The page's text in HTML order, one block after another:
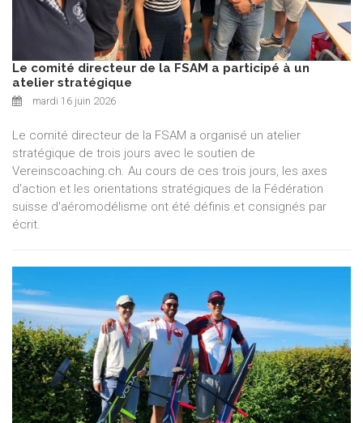
Le comité directeur de la FSAM a participé à un
atelier stratégique
mardi 16 juin 2026
Le comité directeur de la FSAM a organisé un atelier
stratégique de trois jours avec le soutien de
Vereinscoaching.ch. Au cours de ces trois jours, les axes
d'action et les orientations stratégiques de la Fédération
suisse d'aéromodélisme ont été définis et consignés par
écrit.